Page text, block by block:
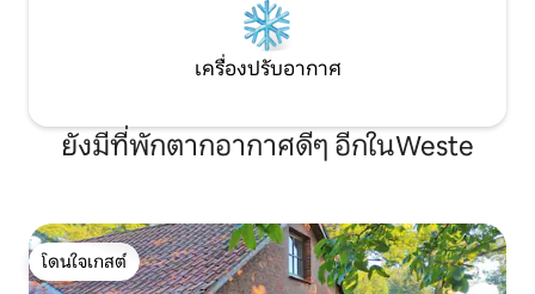
เครื่องปรับอากาศ
ยังมีที่พักตากอากาศดีๆ อีกในWeste
โดนใจเกสต์
โดนใจเกสต์